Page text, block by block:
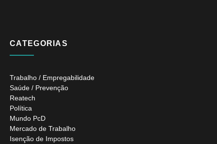
CATEGORIAS
Trabalho / Empregabilidade
Saúde / Prevenção
Reatech
Política
Mundo PcD
Mercado de Trabalho
Isenção de Impostos